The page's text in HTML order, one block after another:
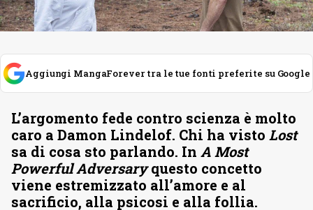
Aggiungi MangaForever tra le tue fonti preferite su Google
L’argomento fede contro scienza è molto
caro a Damon Lindelof. Chi ha visto Lost
sa di cosa sto parlando. In A Most
Powerful Adversaryquesto concetto
viene estremizzato all’amore e al
sacrificio, alla psicosi e alla follia.